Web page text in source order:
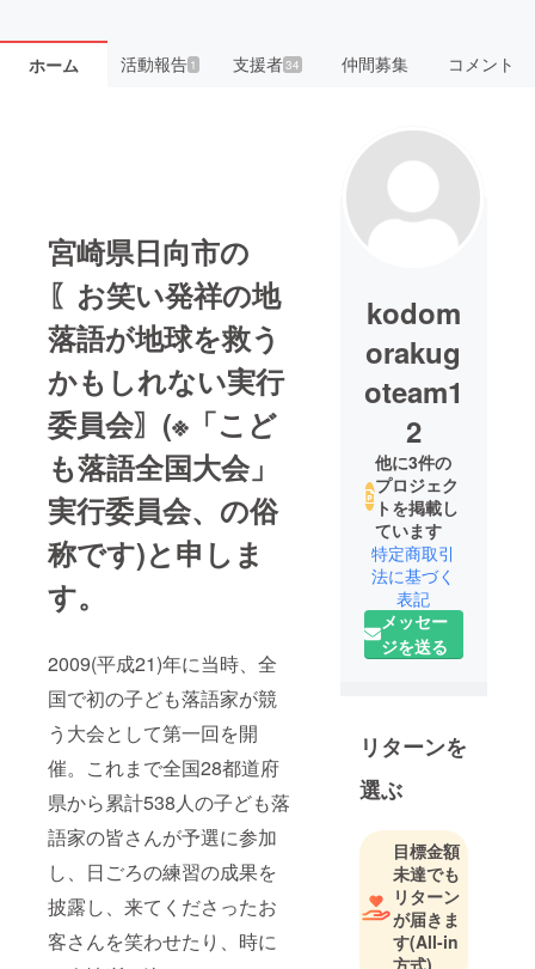
ホーム 活動報告1 支援者34 仲間募集 コメント
宮崎県日向市の
〖お笑い発祥の地
落語が地球を救う
かもしれない実行
委員会〗(※「こど
も落語全国大会」
実行委員会、の俗
称です)と申しま
す。
2009(平成21)年に当時、全
国で初の子ども落語家が競
う大会として第一回を開
催。これまで全国28都道府
県から累計538人の子ども落
語家の皆さんが予選に参加
し、日ごろの練習の成果を
披露し、来てくださったお
客さんを笑わせたり、時に
kodom
orakug
oteam1
2
他に3件の
プロジェク
トを掲載し
ています
特定商取引
法に基づく
表記
メッセー
ジを送る
リターンを
選ぶ
目標金額
未達でも
リターン
が届きま
す(All-in